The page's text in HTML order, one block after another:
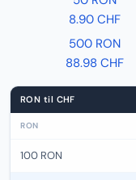
8.90 CHF
500 RON
88.98 CHF
RON til CHF
RON
100 RON